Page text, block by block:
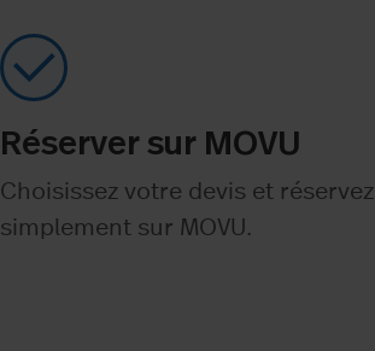
Réserver sur MOVU
Choisissez votre devis et réservez
simplement sur MOVU.